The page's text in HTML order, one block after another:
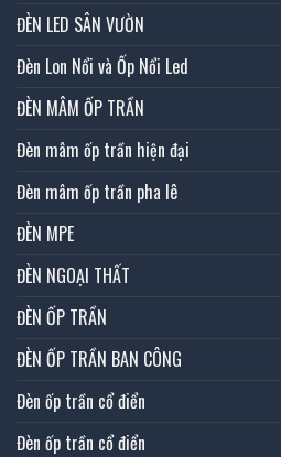
ĐÈN LED SÂN VƯỜN
Đèn Lon Nổi và Ốp Nổi Led
ĐÈN MÂM ỐP TRẦN
Đèn mâm ốp trần hiện đại
Đèn mâm ốp trần pha lê
ĐÈN MPE
ĐÈN NGOẠI THẤT
ĐÈN ỐP TRẦN
ĐÈN ỐP TRẦN BAN CÔNG
Đèn ốp trần cổ điển
Đèn ốp trần cổ điển